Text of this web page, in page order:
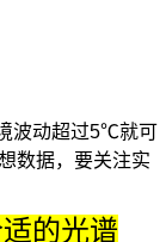
波动超过5℃就可
数据，要关注实
的光谱